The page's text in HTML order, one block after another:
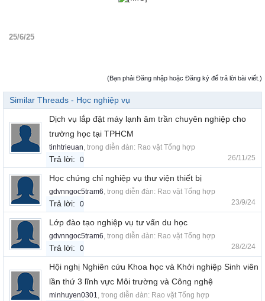
25/6/25
(Bạn phải Đăng nhập hoặc Đăng ký để trả lời bài viết.)
Similar Threads - Học nghiệp vụ
Dịch vụ lắp đặt máy lạnh âm trần chuyên nghiệp cho
trường học tại TPHCM
tinhtrieuan, trong diễn đàn: Rao vặt Tổng hợp
Trả lời: 0 26/11/25
Học chứng chỉ nghiệp vụ thư viện thiết bị
gdvnngoc5tram6, trong diễn đàn: Rao vặt Tổng hợp
Trả lời: 0 23/9/24
Lớp đào tạo nghiệp vụ tư vấn du học
gdvnngoc5tram6, trong diễn đàn: Rao vặt Tổng hợp
Trả lời: 0 28/2/24
Hội nghị Nghiên cứu Khoa học và Khởi nghiệp Sinh viên
lần thứ 3 lĩnh vực Môi trường và Công nghệ
minhuyen0301, trong diễn đàn: Rao vặt Tổng hợp